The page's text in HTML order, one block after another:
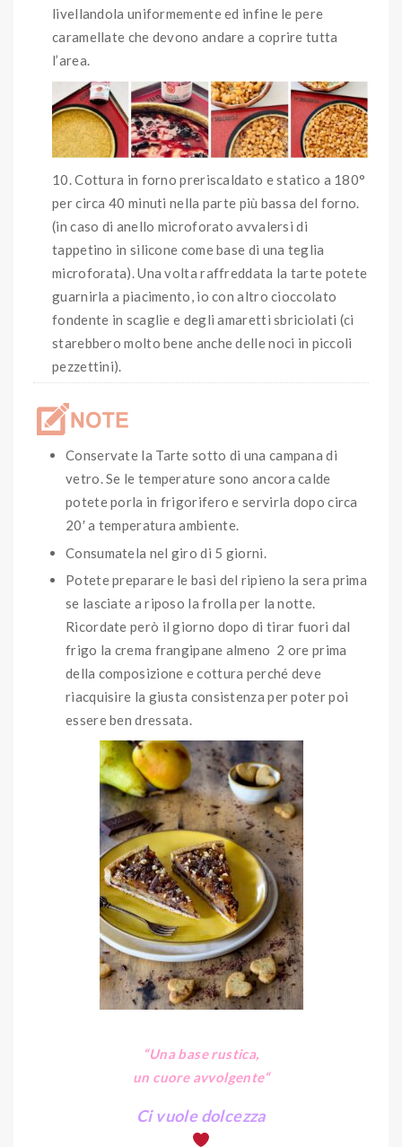
livellandola uniformemente ed infine le pere
caramellate che devono andare a coprire tutta
l’area.
Cottura in forno preriscaldato e statico a 180°
per circa 40 minuti nella parte più bassa del forno.
(in caso di anello microforato avvalersi di
tappetino in silicone come base di una teglia
microforata). Una volta raffreddata la tarte potete
guarnirla a piacimento, io con altro cioccolato
fondente in scaglie e degli amaretti sbriciolati (ci
starebbero molto bene anche delle noci in piccoli
pezzettini).
Conservate la Tarte sotto di una campana di
vetro. Se le temperature sono ancora calde
potete porla in frigorifero e servirla dopo circa
20′ a temperatura ambiente.
Consumatela nel giro di 5 giorni.
Potete preparare le basi del ripieno la sera prima
se lasciate a riposo la frolla per la notte.
Ricordate però il giorno dopo di tirar fuori dal
frigo la crema frangipane almeno 2 ore prima
della composizione e cottura perché deve
riacquisire la giusta consistenza per poter poi
essere ben dressata.
“Una base rustica,
un cuore avvolgente“
Ci vuole dolcezza